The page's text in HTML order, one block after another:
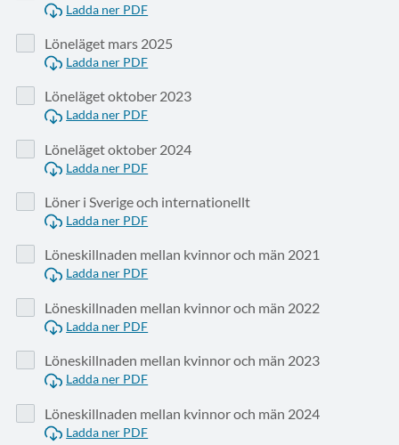
Ladda ner PDF
Löneläget mars 2025
Ladda ner PDF
Löneläget oktober 2023
Ladda ner PDF
Löneläget oktober 2024
Ladda ner PDF
Löner i Sverige och internationellt
Ladda ner PDF
Löneskillnaden mellan kvinnor och män 2021
Ladda ner PDF
Löneskillnaden mellan kvinnor och män 2022
Ladda ner PDF
Löneskillnaden mellan kvinnor och män 2023
Ladda ner PDF
Löneskillnaden mellan kvinnor och män 2024
Ladda ner PDF